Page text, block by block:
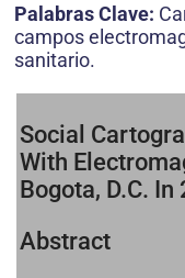
Palabras Clave:
campos
sanitario.
Social
With
Bogota, D.C. In
Abstract